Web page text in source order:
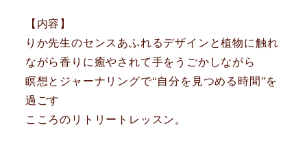
【内容】
りか先生のセンスあふれるデザインと植物に触れ
ながら香りに癒やされて手をうごかしながら
瞑想とジャーナリングで“自分を見つめる時間”を
過ごす
こころのリトリートレッスン。